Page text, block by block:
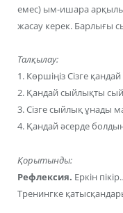
емес) ым-ишара арқылы
жасау керек. Барлығы
Талқылау:
1. Көршіңіз Сізге
2. Қандай сыйлықты
3. Сізге сыйлық ұнады
4. Қандай әсерде
Қорытынды:
Рефлексия. Еркін
Тренингке